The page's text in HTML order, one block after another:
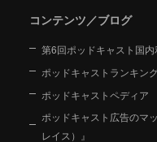
コンテンツ／ブログ
第6回ポッドキャスト国
ポッドキャストランキン
ポッドキャストペディア
ポッドキャスト広告のマ
レイス）』